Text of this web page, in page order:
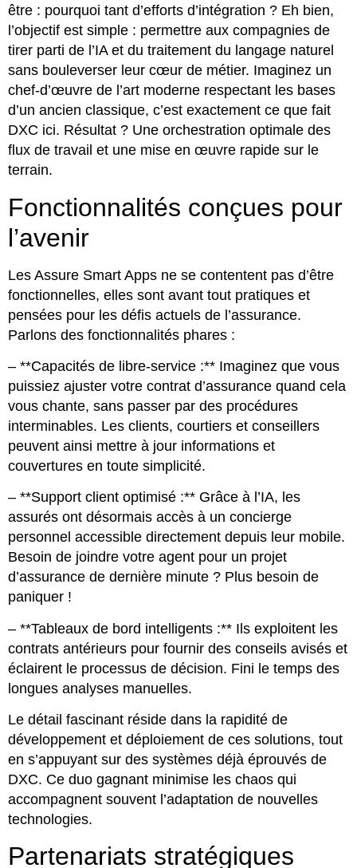
être : pourquoi tant d’efforts d’intégration ? Eh bien,
l’objectif est simple : permettre aux compagnies de
tirer parti de l’IA et du traitement du langage naturel
sans bouleverser leur cœur de métier. Imaginez un
chef-d’œuvre de l’art moderne respectant les bases
d’un ancien classique, c’est exactement ce que fait
DXC ici. Résultat ? Une orchestration optimale des
flux de travail et une mise en œuvre rapide sur le
terrain.
Fonctionnalités conçues pour
l’avenir
Les Assure Smart Apps ne se contentent pas d’être
fonctionnelles, elles sont avant tout pratiques et
pensées pour les défis actuels de l’assurance.
Parlons des fonctionnalités phares :
– **Capacités de libre-service :** Imaginez que vous
puissiez ajuster votre contrat d’assurance quand cela
vous chante, sans passer par des procédures
interminables. Les clients, courtiers et conseillers
peuvent ainsi mettre à jour informations et
couvertures en toute simplicité.
– **Support client optimisé :** Grâce à l’IA, les
assurés ont désormais accès à un concierge
personnel accessible directement depuis leur mobile.
Besoin de joindre votre agent pour un projet
d’assurance de dernière minute ? Plus besoin de
paniquer !
– **Tableaux de bord intelligents :** Ils exploitent les
contrats antérieurs pour fournir des conseils avisés et
éclairent le processus de décision. Fini le temps des
longues analyses manuelles.
Le détail fascinant réside dans la rapidité de
développement et déploiement de ces solutions, tout
en s’appuyant sur des systèmes déjà éprouvés de
DXC. Ce duo gagnant minimise les chaos qui
accompagnent souvent l’adaptation de nouvelles
technologies.
Partenariats stratégiques